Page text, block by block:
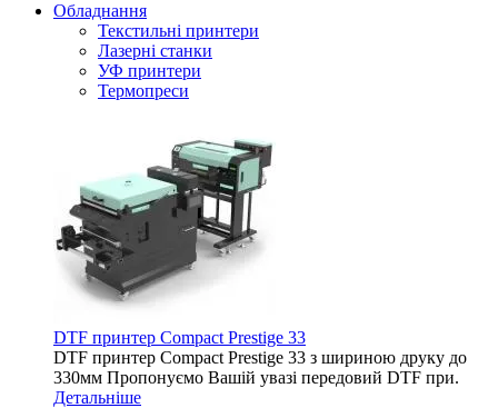
Обладнання
Текстильні принтери
Лазерні станки
УФ принтери
Термопреси
DTF принтер Compact Prestige 33
DTF принтер Compact Prestige 33 з шириною друку до
330мм Пропонуємо Вашій увазі передовий DTF при.
Детальніше